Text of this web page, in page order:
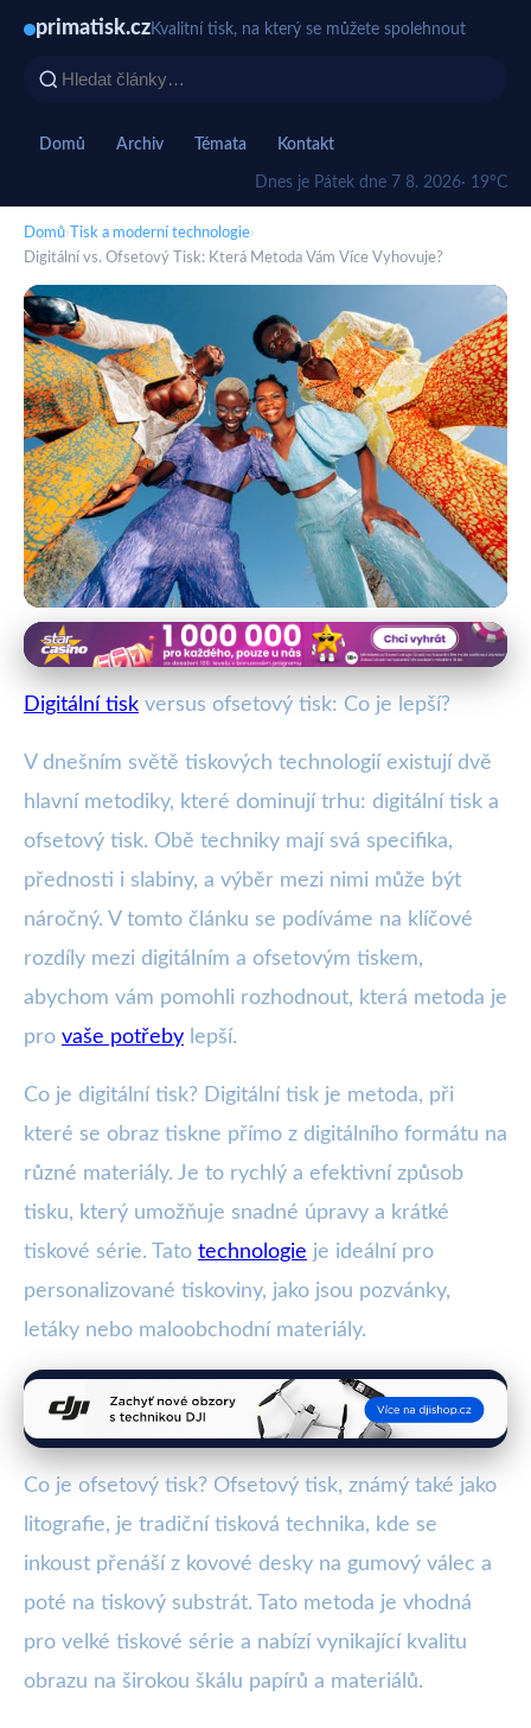
primatisk.czKvalitní tisk, na který se můžete spolehnout
Domů Archiv Témata Kontakt
Dnes je Pátek dne 7 8. 2026· 19°C
Domů› Tisk a moderní technologie›
Digitální vs. Ofsetový Tisk: Která Metoda Vám Více Vyhovuje?
Tisk a moderní technologie
Digitální vs. Ofsetový Tisk: Která
9. 9. 2025· 4 min čtení · Autor: Lenka Horáková
Digitální tisk versus ofsetový tisk: Co je lepší?
V dnešním světě tiskových technologií existují dvě
hlavní metodiky, které dominují trhu: digitální tisk a
ofsetový tisk. Obě techniky mají svá specifika,
přednosti i slabiny, a výběr mezi nimi může být
náročný. V tomto článku se podíváme na klíčové
rozdíly mezi digitálním a ofsetovým tiskem,
abychom vám pomohli rozhodnout, která metoda je
pro vaše potřeby lepší.
Co je digitální tisk? Digitální tisk je metoda, při
které se obraz tiskne přímo z digitálního formátu na
různé materiály. Je to rychlý a efektivní způsob
tisku, který umožňuje snadné úpravy a krátké
tiskové série. Tato technologie je ideální pro
personalizované tiskoviny, jako jsou pozvánky,
letáky nebo maloobchodní materiály.
Co je ofsetový tisk? Ofsetový tisk, známý také jako
litografie, je tradiční tisková technika, kde se
inkoust přenáší z kovové desky na gumový válec a
poté na tiskový substrát. Tato metoda je vhodná
pro velké tiskové série a nabízí vynikající kvalitu
obrazu na širokou škálu papírů a materiálů.